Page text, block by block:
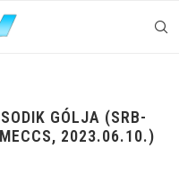
GÓLJA (SRB-
2023.06.10.)